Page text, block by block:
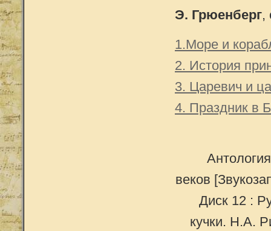
Э. Грюенберг,
1.Море и
2. История
3. Царевич и
4. Праздник в
веков
Диск 12 :
кучки. Н.А.